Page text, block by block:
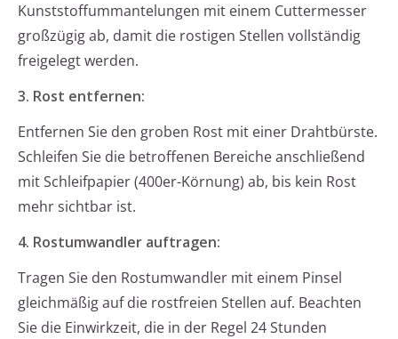
Kunststoffummantelungen mit einem Cuttermesser
großzügig ab, damit die rostigen Stellen vollständig
freigelegt werden.
3. Rost entfernen:
Entfernen Sie den groben Rost mit einer Drahtbürste.
Schleifen Sie die betroffenen Bereiche anschließend
mit Schleifpapier (400er-Körnung) ab, bis kein Rost
mehr sichtbar ist.
4. Rostumwandler auftragen:
Tragen Sie den Rostumwandler mit einem Pinsel
gleichmäßig auf die rostfreien Stellen auf. Beachten
Sie die Einwirkzeit, die in der Regel 24 Stunden